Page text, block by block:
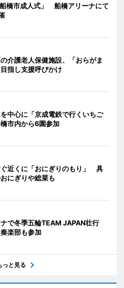
船橋市成人式」 船橋アリーナにて
介護老人保健施設、「おらがま
指し支援呼びかけ
中心に「京成電鉄で行くいちご
市内から6園参加
近くに「おにぎりのもり」 具
にぎりや総菜も
で冬季五輪TEAM JAPAN壮行
楽部も参加
っと見る